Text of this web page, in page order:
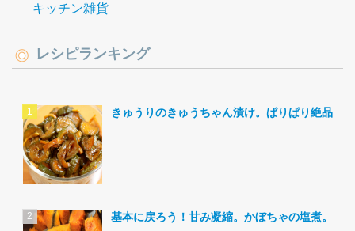
キッチン雑貨
レシピランキング
きゅうりのきゅうちゃん漬け。ぱりぱり絶品。
基本に戻ろう！甘み凝縮。かぼちゃの塩煮。